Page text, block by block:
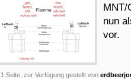
MNT/
nun
vor.
1 Seite, zur Verfügung gestellt von